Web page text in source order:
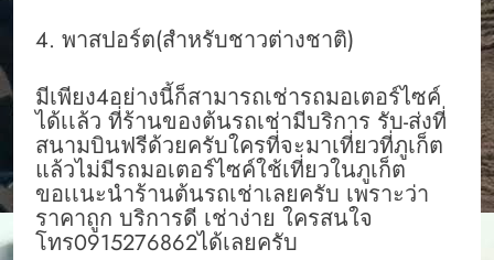
4. พาสปอร์ต(สำหรับชาวต่างชาติ)
มีเพียง4อย่างนี้ก็สามารถเช่ารถมอเตอร์ไซค์
ได้เเล้ว ที่ร้านของต้นรถเช่ามีบริการ รับ-ส่งที่
สนามบินฟรีด้วยครับใครที่จะมาเที่ยวที่ภูเก็ต
แล้วไม่มีรถมอเตอร์ไซค์ใช้เที่ยวในภูเก็ต
ขอเเนะนำร้านต้นรถเช่าเลยครับ เพราะว่า
ราคาถูก บริการดี เช่าง่าย ใครสนใจ
โทร0915276862ได้เลยครับ